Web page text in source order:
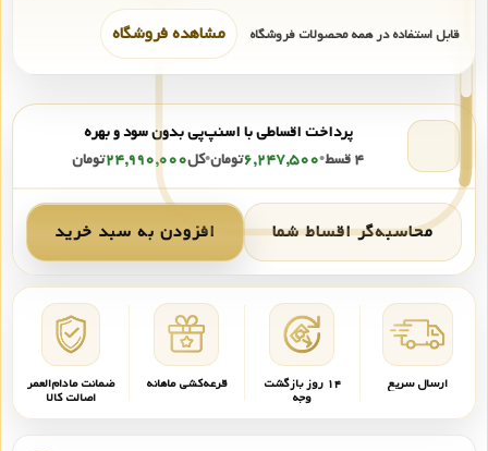
قابل استفاده در همه محصولات فروشگاه مشاهده فروشگاه
پرداخت اقساطی با اسنپ‌پی بدون سود و بهره
۴ قسط
•۶,۲۴۷,۵۰۰تومان•کل۲۴,۹۹۰,۰۰۰تومان
محاسبه‌گر اقساط شما افزودن به سبد خرید
ارسال سریع ۱۴ روز بازگشت
وجه
قرعه‌کشی ماهانه ضمانت مادام‌العمر
اصالت کالا